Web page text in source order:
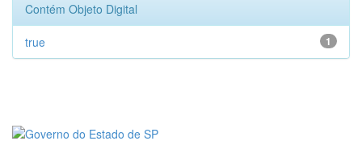
Contém Objeto Digital
1
true